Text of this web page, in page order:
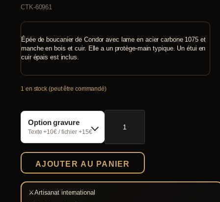
CTK-60961
Épée de boucanier de Condor avec lame en acier carbone 1075 et
manche en bois et cuir. Elle a un protège-main typique. Un étui en
cuir épais est inclus.
1 en stock (peut être commandé)
Option gravure
Texte +10€ / fichier +15€
quantité
de
AJOUTER AU PANIER
⚔Artisanat international